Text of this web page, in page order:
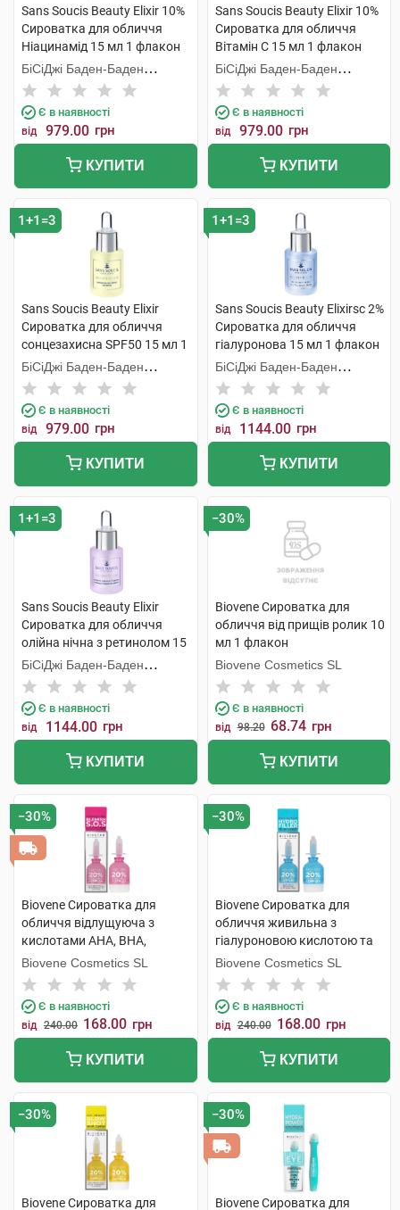
Sans Soucis Beauty Elixir 10%
Сироватка для обличчя
Ніацинамід 15 мл 1 флакон
БіСіДжі Баден-Баден
Косметікс Груп Гмбх
Є в наявності
від 979.00 грн
КУПИТИ
Sans Soucis Beauty Elixir 10%
Сироватка для обличчя
Вітамін C 15 мл 1 флакон
БіСіДжі Баден-Баден
Косметікс Груп Гмбх
Є в наявності
від 979.00 грн
КУПИТИ
1+1=3
Sans Soucis Beauty Elixir
Сироватка для обличчя
сонцезахисна SPF50 15 мл 1
флакон
БіСіДжі Баден-Баден
Косметікс Груп Гмбх
Є в наявності
від 979.00 грн
КУПИТИ
1+1=3
Sans Soucis Beauty Elixirsс 2%
Сироватка для обличчя
гіалуронова 15 мл 1 флакон
БіСіДжі Баден-Баден
Косметікс Груп Гмбх
Є в наявності
від 1144.00 грн
КУПИТИ
1+1=3
Sans Soucis Beauty Elixir
Сироватка для обличчя
олійна нічна з ретинолом 15
мл 1 флакон
БіСіДжі Баден-Баден
Косметікс Груп Гмбх
Є в наявності
від 1144.00 грн
КУПИТИ
−30%
Biovene Сироватка для
обличчя від прищів ролик 10
мл 1 флакон
Biovene Cosmetics SL
Є в наявності
від 98.20 68.74 грн
КУПИТИ
−30%
Biovene Сироватка для
обличчя відлущуюча з
кислотами AHA, BHA,
маслом чайного дерева для
проблемної шкіри 10 мл 1
флакон
Biovene Cosmetics SL
Є в наявності
від 240.00 168.00 грн
КУПИТИ
−30%
Biovene Сироватка для
обличчя живильна з
гіалуроновою кислотою та
чорницею 10 мл 1 флакон
Biovene Cosmetics SL
Є в наявності
від 240.00 168.00 грн
КУПИТИ
−30%
Biovene Сироватка для
−30%
Biovene Сироватка для